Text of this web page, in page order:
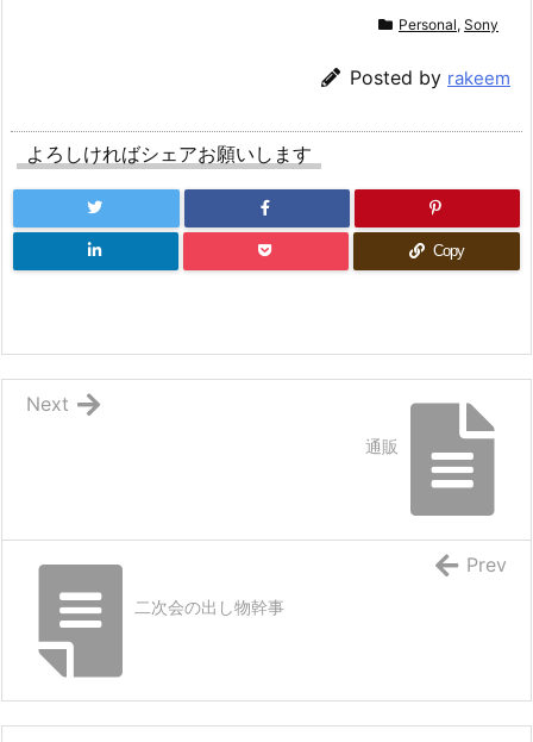
Personal, Sony
Posted by rakeem
よろしければシェアお願いします
Copy
通販
Next
二次会の出し物幹事
Prev